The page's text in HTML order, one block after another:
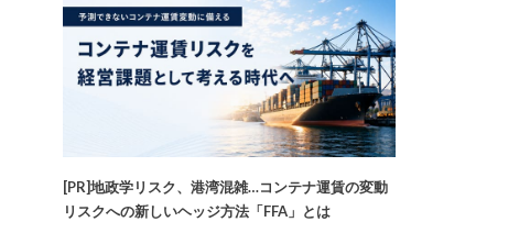
[PR]地政学リスク、港湾混雑…コンテナ運賃の変動
リスクへの新しいヘッジ方法「FFA」とは